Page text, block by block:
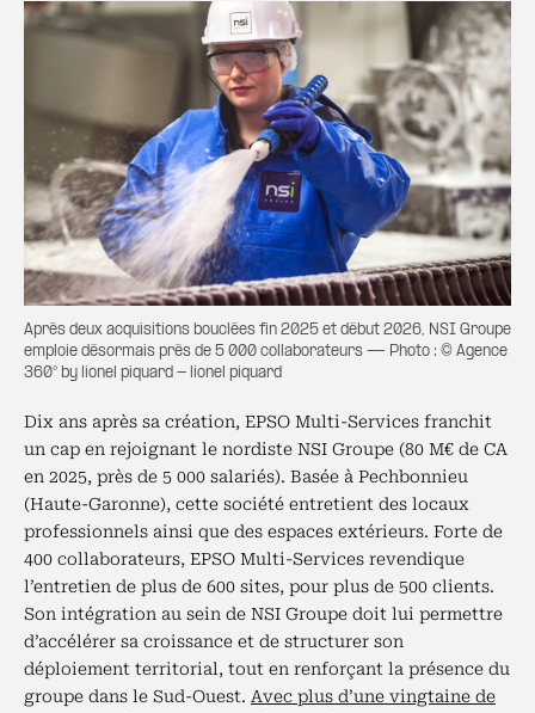
Après deux acquisitions bouclées fin 2025 et début 2026, NSI Groupe
emploie désormais près de 5 000 collaborateurs — Photo : © Agence
360° by lionel piquard - lionel piquard
Dix ans après sa création, EPSO Multi-Services franchit
un cap en rejoignant le nordiste NSI Groupe (80 M€ de CA
en 2025, près de 5 000 salariés). Basée à Pechbonnieu
(Haute-Garonne), cette société entretient des locaux
professionnels ainsi que des espaces extérieurs. Forte de
400 collaborateurs, EPSO Multi-Services revendique
l’entretien de plus de 600 sites, pour plus de 500 clients.
Son intégration au sein de NSI Groupe doit lui permettre
d’accélérer sa croissance et de structurer son
déploiement territorial, tout en renforçant la présence du
groupe dans le Sud-Ouest. Avec plus d’une vingtaine de